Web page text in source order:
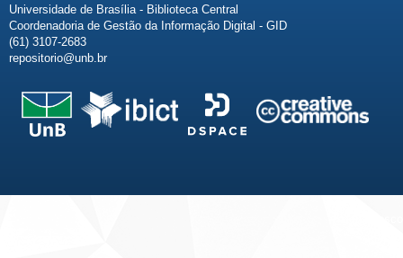
Universidade de Brasília - Biblioteca Central
Coordenadoria de Gestão da Informação Digital - GID
(61) 3107-2683
repositorio@unb.br